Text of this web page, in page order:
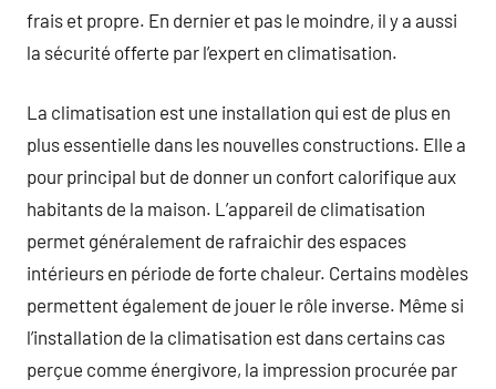
frais et propre. En dernier et pas le moindre, il y a aussi
la sécurité offerte par l’expert en climatisation.
La climatisation est une installation qui est de plus en
plus essentielle dans les nouvelles constructions. Elle a
pour principal but de donner un confort calorifique aux
habitants de la maison. L’appareil de climatisation
permet généralement de rafraichir des espaces
intérieurs en période de forte chaleur. Certains modèles
permettent également de jouer le rôle inverse. Même si
l’installation de la climatisation est dans certains cas
perçue comme énergivore, la impression procurée par